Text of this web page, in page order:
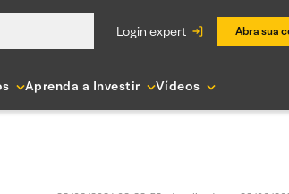
login expert Abra sua
Aprenda a Investir Vídeos